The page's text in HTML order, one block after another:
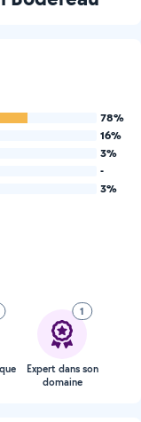
78%
16%
3%
-
3%
1
Expert dans son
domaine